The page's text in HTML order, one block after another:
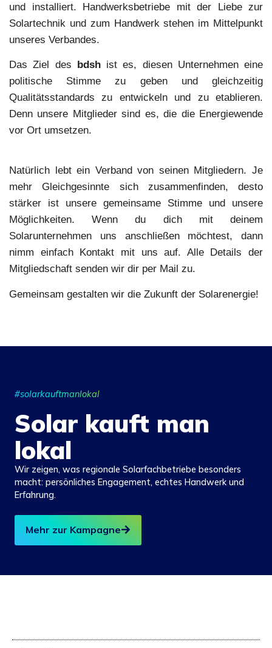
und installiert. Handwerksbetriebe mit der Liebe zur
Solartechnik und zum Handwerk stehen im Mittelpunkt
unseres Verbandes.
Das Ziel des bdshist es, diesen Unternehmen eine
politische Stimme zu geben und gleichzeitig
Qualitätsstandards zu entwickeln und zu etablieren.
Denn unsere Mitglieder sind es, die die Energiewende
vor Ort umsetzen.
Natürlich lebt ein Verband von seinen Mitgliedern. Je
mehr Gleichgesinnte sich zusammenfinden, desto
stärker ist unsere gemeinsame Stimme und unsere
Möglichkeiten. Wenn du dich mit deinem
Solarunternehmen uns anschließen möchtest, dann
nimm einfach Kontakt mit uns auf. Alle Details der
Mitgliedschaft senden wir dir per Mail zu.
Gemeinsam gestalten wir die Zukunft der Solarenergie!
#solarkauftmanlokal
Solar kauft man
lokal
Wir zeigen, was regionale Solarfachbetriebe besonders
macht: persönliches Engagement, echtes Handwerk und
Erfahrung.
Mehr zur Kampagne